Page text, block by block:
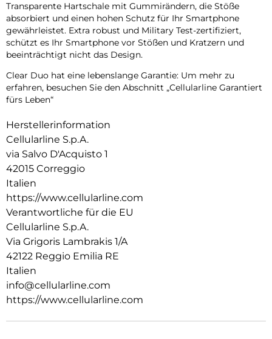
Transparente Hartschale mit Gummirändern, die Stöße
absorbiert und einen hohen Schutz für Ihr Smartphone
gewährleistet. Extra robust und Military Test-zertifiziert,
schützt es Ihr Smartphone vor Stößen und Kratzern und
beeinträchtigt nicht das Design.
Clear Duo hat eine lebenslange Garantie: Um mehr zu
erfahren, besuchen Sie den Abschnitt „Cellularline Garantiert
fürs Leben“
Herstellerinformation
Cellularline S.p.A.
via Salvo D'Acquisto 1
42015 Correggio
Italien
https://www.cellularline.com
Verantwortliche für die EU
Cellularline S.p.A.
Via Grigoris Lambrakis 1/A
42122 Reggio Emilia RE
Italien
info@cellularline.com
https://www.cellularline.com